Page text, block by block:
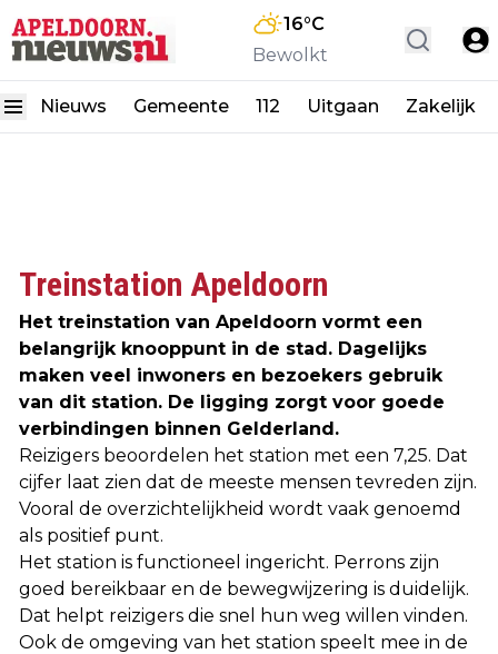
16°C
Bewolkt
Nieuws Gemeente 112 Uitgaan Zakelijk
Treinstation Apeldoorn
Het treinstation van Apeldoorn vormt een
belangrijk knooppunt in de stad. Dagelijks
maken veel inwoners en bezoekers gebruik
van dit station. De ligging zorgt voor goede
verbindingen binnen Gelderland.
Reizigers beoordelen het station met een 7,25. Dat
cijfer laat zien dat de meeste mensen tevreden zijn.
Vooral de overzichtelijkheid wordt vaak genoemd
als positief punt.
Het station is functioneel ingericht. Perrons zijn
goed bereikbaar en de bewegwijzering is duidelijk.
Dat helpt reizigers die snel hun weg willen vinden.
Ook de omgeving van het station speelt mee in de